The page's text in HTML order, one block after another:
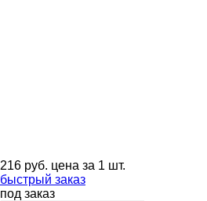
216 руб. цена за 1 шт.
быстрый заказ
под заказ